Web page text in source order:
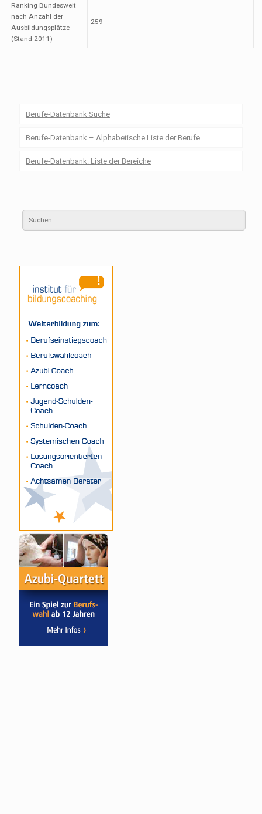
Ranking Bundesweit
nach Anzahl der
Ausbildungsplätze
(Stand 2011)
259
Berufe-Datenbank Suche
Berufe-Datenbank – Alphabetische Liste der Berufe
Berufe-Datenbank: Liste der Bereiche